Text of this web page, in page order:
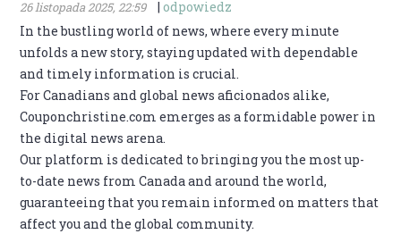
26 listopada 2025, 22:59 |odpowiedz
In the bustling world of news, where every minute
unfolds a new story, staying updated with dependable
and timely information is crucial.
For Canadians and global news aficionados alike,
Couponchristine.com emerges as a formidable power in
the digital news arena.
Our platform is dedicated to bringing you the most up-
to-date news from Canada and around the world,
guaranteeing that you remain informed on matters that
affect you and the global community.